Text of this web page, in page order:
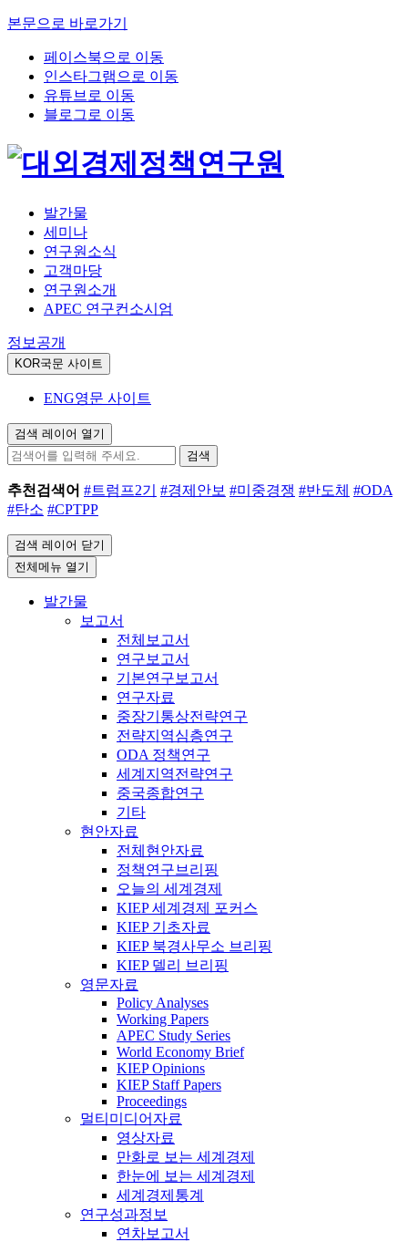
본문으로 바로가기
페이스북으로 이동
인스타그램으로 이동
유튜브로 이동
블로그로 이동
발간물
세미나
연구원소식
고객마당
연구원소개
APEC 연구컨소시엄
정보공개
KOR국문 사이트
ENG영문 사이트
검색 레이어 열기
검색
추천검색어 #트럼프2기 #경제안보 #미중경쟁 #반도체 #ODA
#탄소 #CPTPP
검색 레이어 닫기
전체메뉴 열기
발간물
보고서
전체보고서
연구보고서
기본연구보고서
연구자료
중장기통상전략연구
전략지역심층연구
ODA 정책연구
세계지역전략연구
중국종합연구
기타
현안자료
전체현안자료
정책연구브리핑
오늘의 세계경제
KIEP 세계경제 포커스
KIEP 기초자료
KIEP 북경사무소 브리핑
KIEP 델리 브리핑
영문자료
Policy Analyses
Working Papers
APEC Study Series
World Economy Brief
KIEP Opinions
KIEP Staff Papers
Proceedings
멀티미디어자료
영상자료
만화로 보는 세계경제
한눈에 보는 세계경제
세계경제통계
연구성과정보
연차보고서